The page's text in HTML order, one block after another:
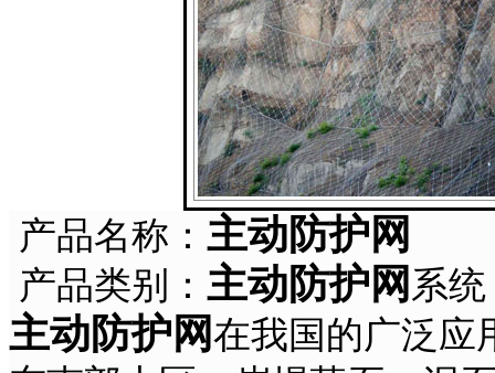
产品名称： 主动防护网
产品类别： 主动防护网 系统
主动防护网在我国的广泛应